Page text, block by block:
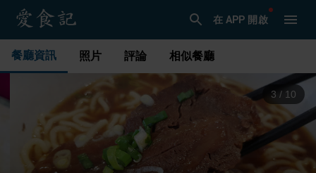
在 APP 開啟
餐廳資訊 照片 評論 相似餐廳
3 / 10